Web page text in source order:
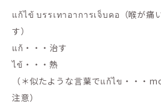
แก้ไข้ บรรเทาอาการเจ็บคอ（喉が痛
す）
แก้・・・治す
ไข้・・・熱
（＊似たような言葉でแก้ไข・・・
注意）